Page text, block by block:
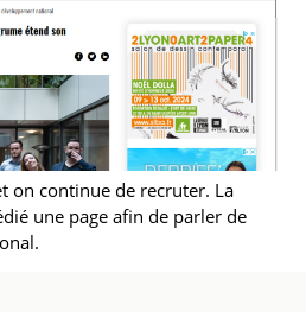
on continue de recruter. La
une page afin de parler de